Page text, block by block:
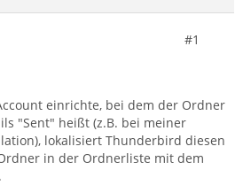
#1
einrichte, bei dem der Ordner
"Sent" heißt (z.B. bei meiner
lokalisiert Thunderbird diesen
in der Ordnerliste mit dem